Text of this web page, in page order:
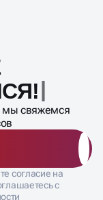
мы свяжемся
согласие на
с